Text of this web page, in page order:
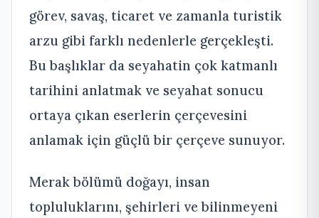
görev, savaş, ticaret ve zamanla turistik
arzu gibi farklı nedenlerle gerçekleşti.
Bu başlıklar da seyahatin çok katmanlı
tarihini anlatmak ve seyahat sonucu
ortaya çıkan eserlerin çerçevesini
anlamak için güçlü bir çerçeve sunuyor.
Merak bölümü doğayı, insan
topluluklarını, şehirleri ve bilinmeyeni